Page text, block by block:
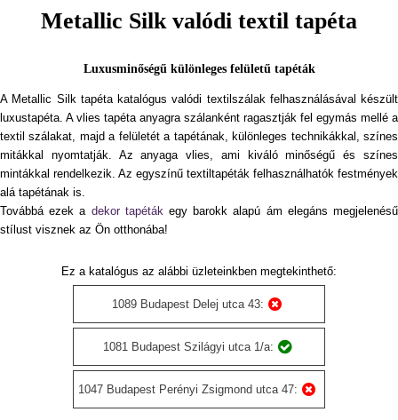
Metallic Silk valódi textil tapéta
Luxusminőségű különleges felületű tapéták
A Metallic Silk tapéta katalógus valódi textilszálak felhasználásával készült
luxustapéta. A vlies tapéta anyagra szálanként ragasztják fel egymás mellé a
textil szálakat, majd a felületét a tapétának, különleges technikákkal, színes
mitákkal nyomtatják. Az anyaga vlies, ami kiváló minőségű és színes
mintákkal rendelkezik. Az egyszínű textiltapéták felhasználhatók festmények
alá tapétának is.
Továbbá ezek a dekor tapétákegy barokk alapú ám elegáns megjelenésű
stílust visznek az Ön otthonába!
Ez a katalógus az alábbi üzleteinkben megtekinthető:
1089 Budapest Delej utca 43:
1081 Budapest Szilágyi utca 1/a:
1047 Budapest Perényi Zsigmond utca 47: